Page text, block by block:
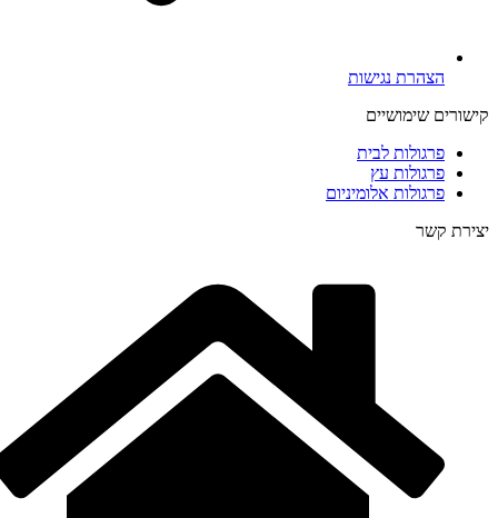
הצהרת נגישות
קישורים שימושיים
פרגולות לבית
פרגולות עץ
פרגולות אלומיניום
יצירת קשר